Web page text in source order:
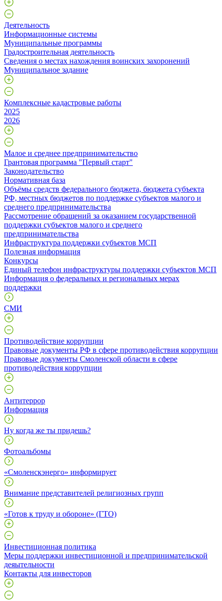
Деятельность
Информационные системы
Муниципальные программы
Градостроительная деятельность
Сведения о местах нахождения воинских захоронений
Муниципальное задание
Комплексные кадастровые работы
2025
2026
Малое и среднее предпринимательство
Грантовая программа "Первый старт"
Законодательство
Нормативная база
Объёмы средств федерального бюджета, бюджета субъекта
РФ, местных бюджетов по поддержке субъектов малого и
среднего предпринимательства
Рассмотрение обращений за оказанием государственной
поддержки субъектов малого и среднего
предпринимательства
Инфраструктура поддержки субъектов МСП
Полезная информация
Конкурсы
Единый телефон инфраструктуры поддержки субъектов МСП
Информация о федеральных и региональных мерах
поддержки
СМИ
Противодействие коррупции
Правовые документы РФ в сфере противодействия коррупции
Правовые документы Смоленской области в сфере
противодействия коррупции
Антитеррор
Информация
Ну когда же ты придешь?
Фотоальбомы
«Смоленскэнерго» информирует
Внимание представителей религиозных групп
«Готов к труду и обороне» (ГТО)
Инвестиционная политика
Меры поддержки инвестиционной и предпринимательской
деяытельности
Контакты для инвесторов